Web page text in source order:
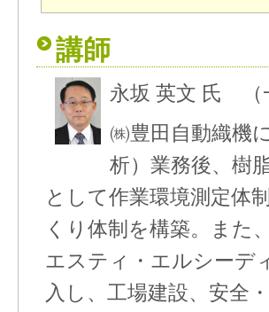
講師
永坂 英文 氏 （
㈱豊田自動織機
析）業務後、樹
として作業環境測定体
くり体制を構築。また
エスティ・エルシーデ
入し、工場建設、安全